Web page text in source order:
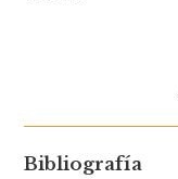
Bibliografía